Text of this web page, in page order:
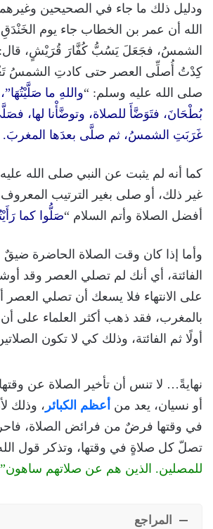
ودليل ذلك ما جاء في الصحيحين
الله أن عمر بن الخطاب جاء يوم
الشمسُ، فجَعَلَ يَسُبُّ كُفَّارَ قُرَيْشٍ، قال:
كِدْتُ أُصلِّى العصر حتى كادتِ الشمسُ
صلى الله عليه وسلم: “واللهِ ما
بُطْحَانَ، فتَوَضَّأَ للصلاة، وتوضَّأْنا لها،
غَرَبَتِ الشمسُ، ثم صلَّى بعدَها المغربَ.
كما أنه لم يثبت عن النبي صلى الله
غير ذلك، أو صلى بغير الترتيب
أفضل الصلاة وأتم السلام “صَلُّوا كما
وأما إذا كان وقت الصلاة الحاضرة ضيقٌ
الفائتة، أي أنك لم تصلي العصر وقد
على الانتهاء فلا يسعك أن تصلي العصر
بالمغرب، فقد ذهب أكثر العلماء على
أولًا ثم الفائتة، وذلك كي لا تكون
نهايةً… لا تنس أن تأخير الصلاة عن
أو نسيان، يعد من أعظم الكبائر ، وذلك
في وقتها فرضٌ من فرائض الصلاة،
تصلّ كل صلاةٍ في وقتها، وتذكر قول
للمصلين. الذين هم عن صلاتهم
المراجع